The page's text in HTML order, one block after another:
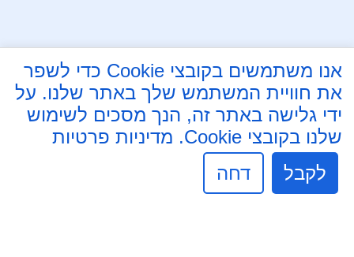
לבנה 8, נוף הגליל
04-6554354
Mdnh@Mdnh.org.il
שעות פעילות מזכירות:
אנו משתמשים בקובצי Cookie כדי לשפר
את חוויית המשתמש שלך באתר שלנו. על
ידי גלישה באתר זה, הנך מסכים לשימוש
שלנו בקובצי Cookie.
מדיניות פרטיות
לקבל
דחה